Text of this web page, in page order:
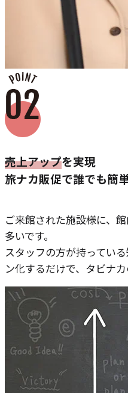
売上アップを実現
旅ナカ販促で誰でも簡
ご来館された施設様に、
多いです。
スタッフの方が持ってい
ン化するだけで、タビナ